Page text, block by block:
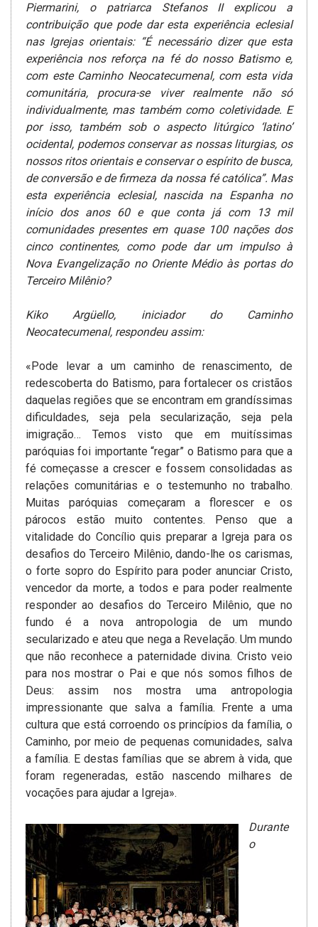
Piermarini, o patriarca Stefanos II explicou a
contribuição que pode dar esta­ experiência eclesial
nas Igrejas orientais: “É necessário dizer que esta
experiência nos reforça na fé do nosso Batismo e,
com este Caminho Neocatecumenal, com esta vida
comunitária, procura-se viver realmente não só
individualmente, mas também como coletividade. E
por isso, também sob o aspecto litúrgico ‘latino’
ocidental, podemos conservar as nossas liturgias, os
nossos ritos orientais e conservar o espírito de busca,
de conversão e de firmeza da nossa fé católica”. Mas
esta experiência eclesial, nascida na Espanha no
início dos anos 60 e que conta já com 13 mil
comunidades presentes em quase 100 nações dos
cinco continentes, como pode dar um impulso à
Nova Evangelização no Oriente Médio às portas do
Terceiro Milênio?
Kiko Argüello, iniciador do Caminho
Neocatecumenal, respondeu assim:
«Pode levar a um caminho de renascimento, de
redescoberta do Batismo, para fortalecer os cristãos
daquelas regiões que se encontram em grandíssimas
dificuldades, seja pela secularização, seja pela
imigração… Temos visto que em muitíssimas
paróquias foi importante “regar” o Batismo para que a
fé começasse a crescer e fossem consolidadas as
relações comunitárias e o testemunho no trabalho.
Muitas paróquias começaram a florescer e os
párocos estão muito contentes. Penso que a
vitalidade do Concílio quis preparar a Igreja para os
desafios do Terceiro Milênio, dando-lhe os carismas,
o forte sopro do Espírito para poder anunciar Cristo,
vencedor da morte, a todos e para poder realmente
responder ao desafios do Terceiro Milênio, que no
fundo é a nova antropologia de um mundo
secularizado e ateu que nega a Revelação. Um mundo
que não reconhece a paternidade divina. Cristo veio
para nos mostrar o Pai e que nós somos filhos de
Deus: assim nos mostra uma antropologia
impressionante que salva a família. Frente a uma
cultura que está corroendo os princípios da família, o
Caminho, por meio de pequenas comunidades, salva
a família. E destas famílias que se abrem à vida, que
foram regeneradas, estão nascendo milhares de
vocações para ajudar a Igreja».
Durante
o